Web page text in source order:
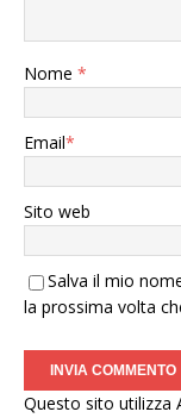
Nome *
Email*
Sito web
Salva il mio
la prossima volta
Questo sito utilizza